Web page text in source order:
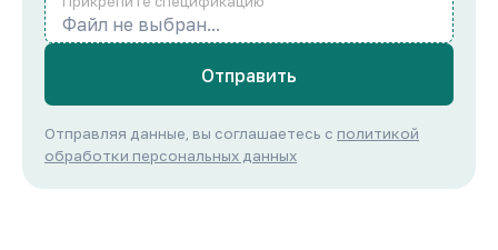
Файл не выбран...
Отправить
Отправляя данные, вы соглашаетесь с политикой
обработки персональных данных